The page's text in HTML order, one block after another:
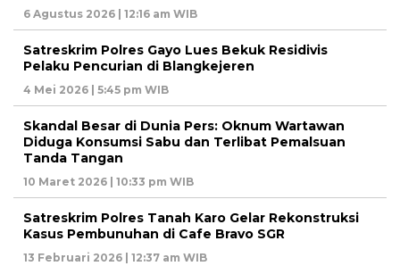
6 Agustus 2026 | 12:16 am WIB
Satreskrim Polres Gayo Lues Bekuk Residivis
Pelaku Pencurian di Blangkejeren
4 Mei 2026 | 5:45 pm WIB
Skandal Besar di Dunia Pers: Oknum Wartawan
Diduga Konsumsi Sabu dan Terlibat Pemalsuan
Tanda Tangan
10 Maret 2026 | 10:33 pm WIB
Satreskrim Polres Tanah Karo Gelar Rekonstruksi
Kasus Pembunuhan di Cafe Bravo SGR
13 Februari 2026 | 12:37 am WIB